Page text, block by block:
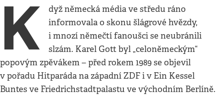
K
dyž německá média ve středu ráno
informovala o skonu šlágrové hvězdy,
i mnozí němečtí fanoušci se neubránili
slzám. Karel Gott byl „celoněmeckým“
popovým zpěvákem – před rokem 1989 se objevil
v pořadu Hitparáda na západní ZDF i v Ein Kessel
Buntes ve Friedrichstadtpalastu ve východním Berlíně.